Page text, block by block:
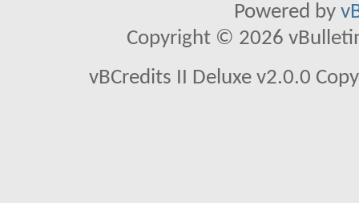
Powered by
Copyright © 2026
vBCredits II Deluxe v2.0.0